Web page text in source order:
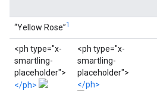
“Yellow Rose”1
<ph type="x-
smartling-
placeholder">
</ph>
<ph type="x-
smartling-
placeholder">
</ph>